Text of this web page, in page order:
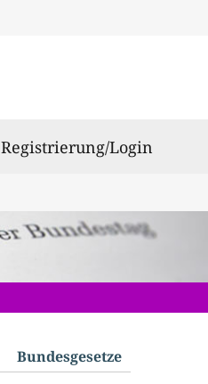
Registrierung/Login
Bundes­gesetze